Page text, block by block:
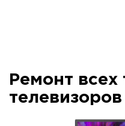
Ремонт всех
телевизоров